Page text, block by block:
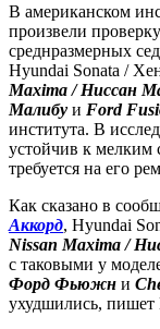
В американском
произвели
среднразмерных
Hyundai Sonata /
Maxima / Ниссан
Малибу и Ford
института. В
устойчив к мелким
требуется на его
Как сказано в
Аккорд, Hyundai
Nissan Maxima /
с таковыми у
Форд Фьюжн и
ухудшились, пишет